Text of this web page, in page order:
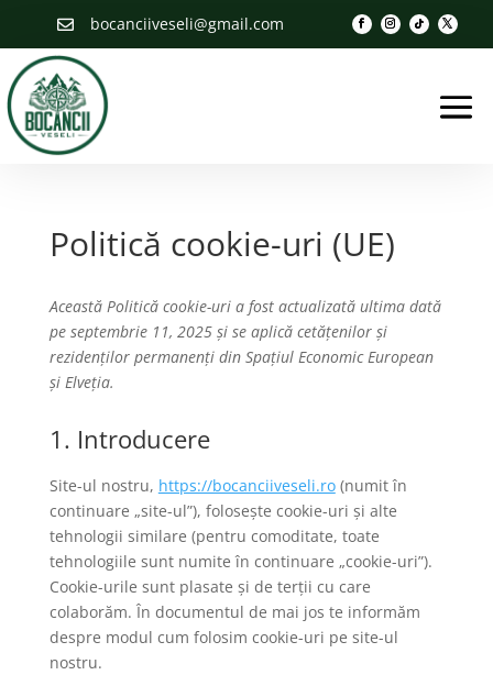
 bocanciiveseli@gmail.com
Politică cookie-uri (UE)
Această Politică cookie-uri a fost actualizată ultima dată
pe septembrie 11, 2025 și se aplică cetățenilor și
rezidenților permanenți din Spațiul Economic European
și Elveția.
1. Introducere
Site-ul nostru, https://bocanciiveseli.ro(numit în
continuare „site-ul”), folosește cookie-uri și alte
tehnologii similare (pentru comoditate, toate
tehnologiile sunt numite în continuare „cookie-uri”).
Cookie-urile sunt plasate și de terții cu care
colaborăm. În documentul de mai jos te informăm
despre modul cum folosim cookie-uri pe site-ul
nostru.